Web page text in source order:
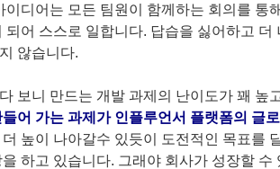
이디어는 모든 팀원이 함께하는 회의를 통
되어 스스로 일합니다. 답습을 싫어하고 더
않습니다.
보니 만드는 개발 과제의 난이도가 꽤 높
어 가는 과제가 인플루언서 플랫폼의 글
높이 나아갈수 있듯이 도전적인 목표를
하고 있습니다. 그래야 회사가 성장할 수